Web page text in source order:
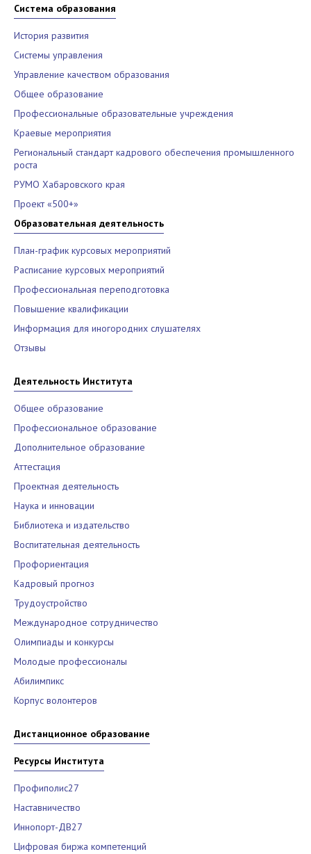
Система образования
История развития
Системы управления
Управление качеством образования
Общее образование
Профессиональные образовательные учреждения
Краевые мероприятия
Региональный стандарт кадрового обеспечения промышленного
роста
РУМО Хабаровского края
Проект «500+»
Образовательная деятельность
План-график курсовых мероприятий
Расписание курсовых мероприятий
Профессиональная переподготовка
Повышение квалификации
Информация для иногородних слушателях
Отзывы
Деятельность Института
Общее образование
Профессиональное образование
Дополнительное образование
Аттестация
Проектная деятельность
Наука и инновации
Библиотека и издательство
Воспитательная деятельность
Профориентация
Кадровый прогноз
Трудоустройство
Международное сотрудничество
Олимпиады и конкурсы
Молодые профессионалы
Абилимпикс
Корпус волонтеров
Дистанционное образование
Ресурсы Института
Профиполис27
Наставничество
Иннопорт-ДВ27
Цифровая биржа компетенций